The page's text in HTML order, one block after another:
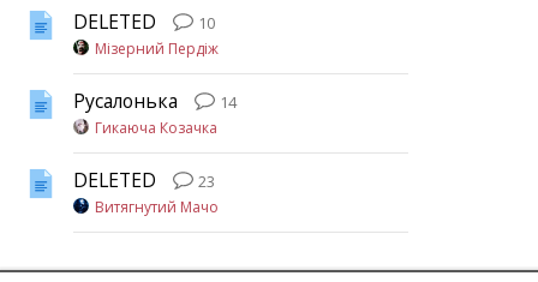
DELETED
10
Мізерний Пердіж
Русалонька
14
Гикаюча Козачка
DELETED
23
Витягнутий Мачо